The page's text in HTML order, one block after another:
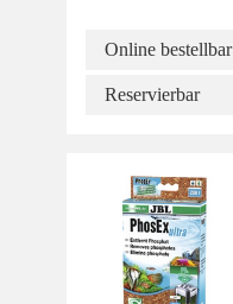
Online bestellbar
Reservierbar